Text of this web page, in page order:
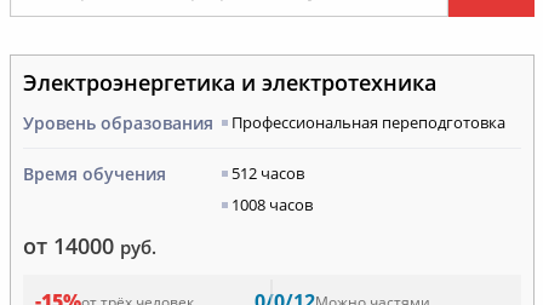
Электроэнергетика и электротехника
Уровень образования Профессиональная переподготовка
Время обучения
512 часов
1008 часов
от 14000 руб.